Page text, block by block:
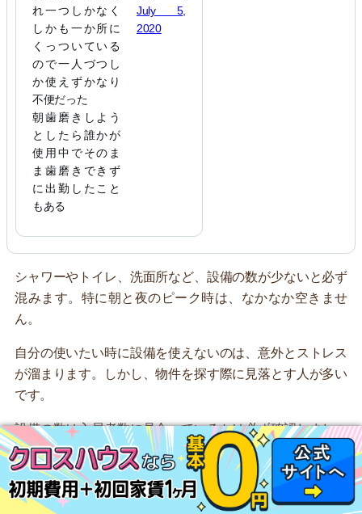
れ一つしかなく
しかも一か所に
くっついている
ので一人づつし
か使えずかなり
不便だった
朝歯磨きしよう
としたら誰かが
使用中でそのま
ま歯磨きできず
に出勤したこと
もある
July 5,
2020
シャワーやトイレ、洗面所など、設備の数が少ないと必ず
混みます。特に朝と夜のピーク時は、なかなか空きませ
ん。
自分の使いたい時に設備を使えないのは、意外とストレス
が溜まります。しかし、物件を探す際に見落とす人が多い
です。
設備の数は入居者数に見合っているかは必ず確認しましょ
う。
音が響いてうるさい